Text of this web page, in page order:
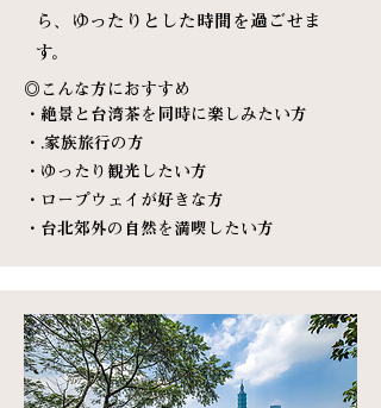
ら、ゆったりとした時間を過ごせま
す。
◎ こんな方におすすめ
・絶景と台湾茶を同時に楽しみたい方
・.家族旅行の方
・ゆったり観光したい方
・ロープウェイが好きな方
・台北郊外の自然を満喫したい方